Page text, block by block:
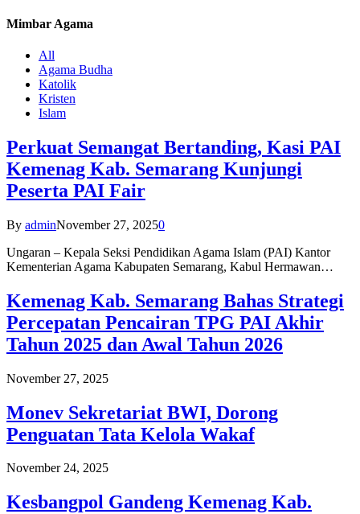
Mimbar Agama
All
Agama Budha
Katolik
Kristen
Islam
Perkuat Semangat Bertanding, Kasi PAI
Kemenag Kab. Semarang Kunjungi
Peserta PAI Fair
By adminNovember 27, 20250
Ungaran – Kepala Seksi Pendidikan Agama Islam (PAI) Kantor
Kementerian Agama Kabupaten Semarang, Kabul Hermawan…
Kemenag Kab. Semarang Bahas Strategi
Percepatan Pencairan TPG PAI Akhir
Tahun 2025 dan Awal Tahun 2026
November 27, 2025
Monev Sekretariat BWI, Dorong
Penguatan Tata Kelola Wakaf
November 24, 2025
Kesbangpol Gandeng Kemenag Kab.